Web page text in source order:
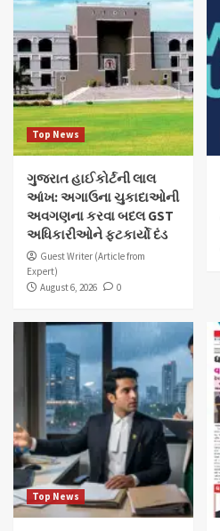
Top News
ગુજરાત હાઈકોર્ટની લાલ
આંખ: અગાઉના ચુકાદાઓની
અવગણના કરવા બદલ GST
અધિકારીઓને ફટકાર્યો દંડ
Guest Writer (Article from
Expert)
August 6, 2026
0
Top News